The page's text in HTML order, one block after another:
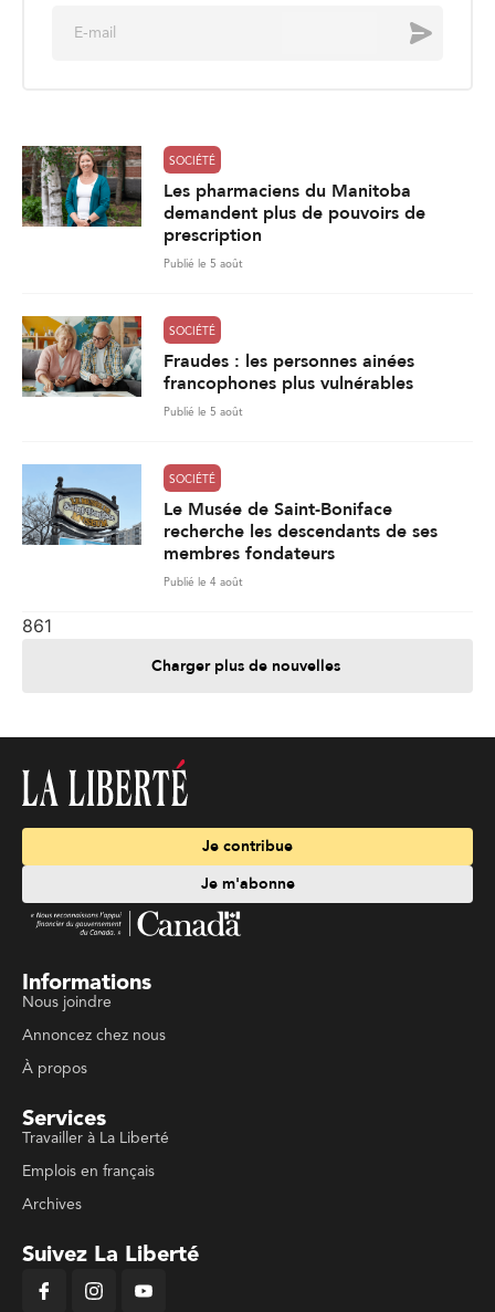
Envoyer
SOCIÉTÉ
Les pharmaciens du Manitoba
demandent plus de pouvoirs de
prescription
Publié le 5 août
SOCIÉTÉ
Fraudes : les personnes ainées
francophones plus vulnérables
Publié le 5 août
SOCIÉTÉ
Le Musée de Saint-Boniface
recherche les descendants de ses
membres fondateurs
Publié le 4 août
861
Charger plus de nouvelles
Je contribue
Je m'abonne
Informations
Nous joindre
Annoncez chez nous
À propos
Services
Travailler à La Liberté
Emplois en français
Archives
Suivez La Liberté